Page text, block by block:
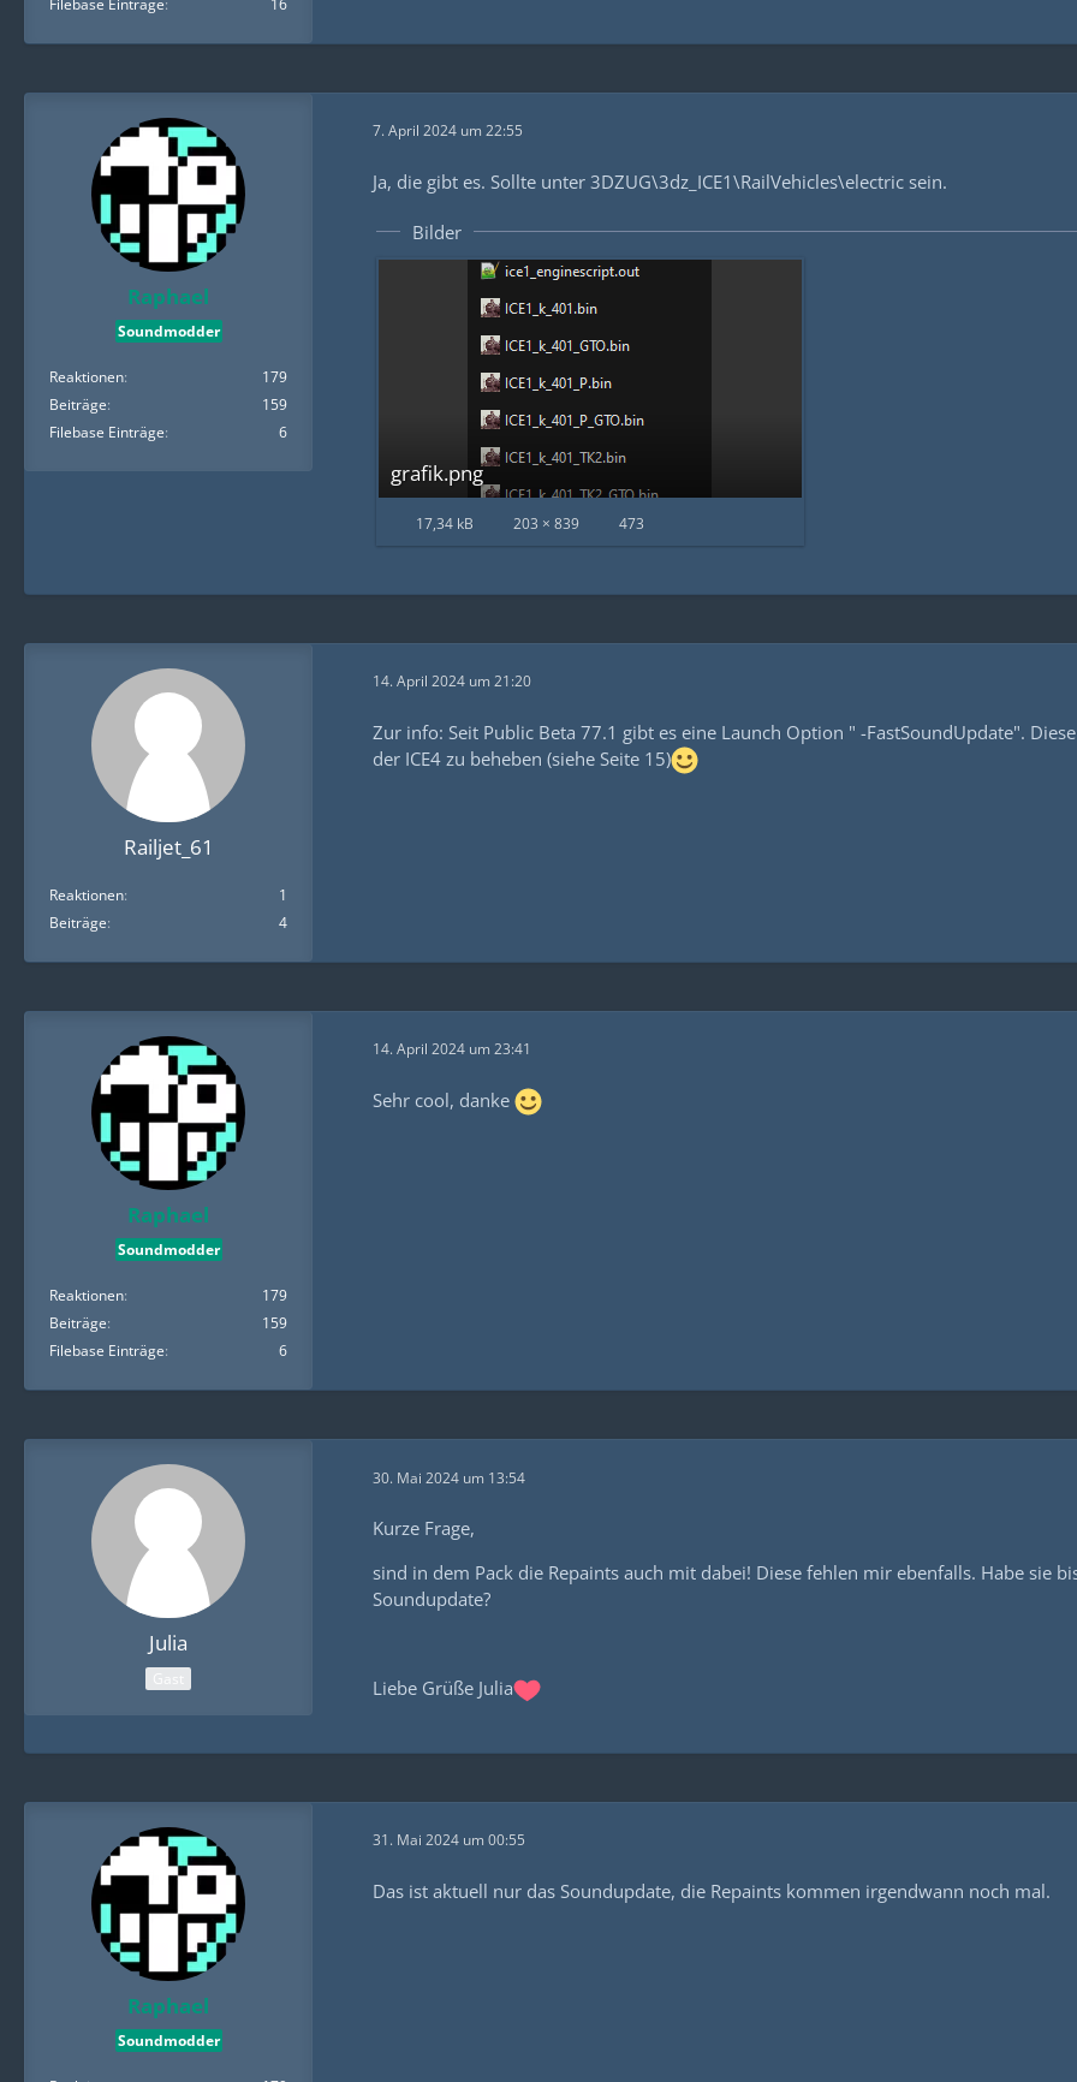
Filebase Einträge
16
Raphael
Soundmodder
Reaktionen
179
Beiträge
159
Filebase Einträge
6
7. April 2024 um 22:55
Ja, die gibt es. Sollte unter 3DZUG\3dz_ICE1\RailVehicles\electric sein.
Bilder
grafik.png
17,34 kB 203 × 839 473
Railjet_61
Reaktionen
1
Beiträge
4
14. April 2024 um 21:20
Zur info: Seit Public Beta 77.1 gibt es eine Launch Option " -FastSoundUpdate".
der ICE4 zu beheben (siehe Seite 15)
Raphael
Soundmodder
Reaktionen
179
Beiträge
159
Filebase Einträge
6
14. April 2024 um 23:41
Sehr cool, danke
Julia
Gast
30. Mai 2024 um 13:54
Kurze Frage,
sind in dem Pack die Repaints auch mit dabei! Diese fehlen mir ebenfalls. Habe sie
Soundupdate?
Liebe Grüße Julia
Raphael
Soundmodder
31. Mai 2024 um 00:55
Das ist aktuell nur das Soundupdate, die Repaints kommen irgendwann noch mal.